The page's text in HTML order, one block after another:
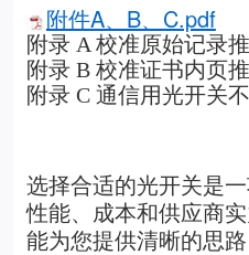
附件A、B、C.pdf
附录 A 校准原始记录
附录 B 校准证书内页
附录 C 通信用光开关
选择合适的光开关是
性能、成本和供应商
能为您提供清晰的思